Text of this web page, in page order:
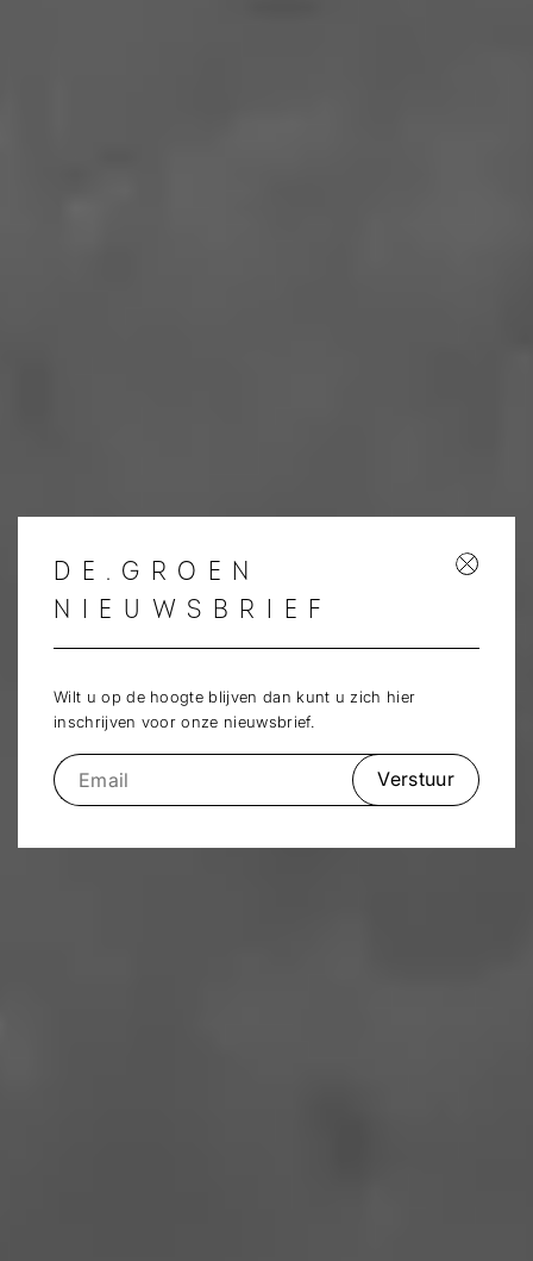
DE.GROEN
NIEUWSBRIEF
Wilt u op de hoogte blijven dan kunt u zich hier
inschrijven voor onze nieuwsbrief.
Verstuur